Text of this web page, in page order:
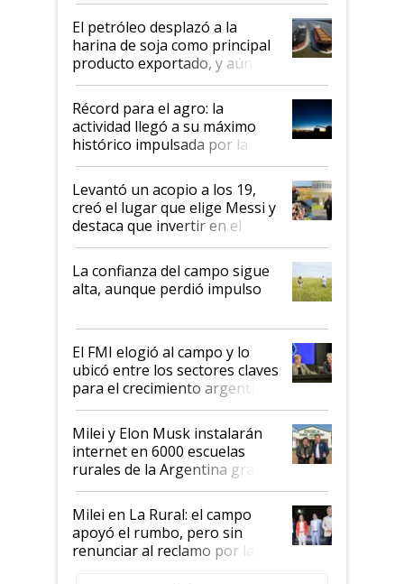
El petróleo desplazó a la
harina de soja como principal
producto exportado, y aún así
el agro aportó casi seis de cada
diez dólares y sostuvo el
liderazgo en un semestre
récord
Récord para el agro: la
actividad llegó a su máximo
histórico impulsada por la
cosecha y las exportaciones
Levantó un acopio a los 19,
creó el lugar que elige Messi y
destaca que invertir en el
kirchnerismo era como "darle
plata a un hijo para droga":
Juan Félix Rossetti, el libertario
que de una dura crisis salió
de Milei
La confianza del campo sigue
alta, aunque perdió impulso
El FMI elogió al campo y lo
ubicó entre los sectores claves
para el crecimiento argentino
Milei y Elon Musk instalarán
internet en 6000 escuelas
rurales de la Argentina gracias
a un acuerdo con Starlink
Milei en La Rural: el campo
apoyó el rumbo, pero sin
renunciar al reclamo por las